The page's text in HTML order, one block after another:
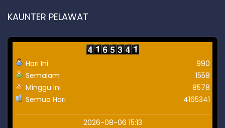
KAUNTER PELAWAT
Hari Ini
Semalam
Minggu Ini
Semua Hari
990
1558
8578
4165341
2026-08-06 15:13